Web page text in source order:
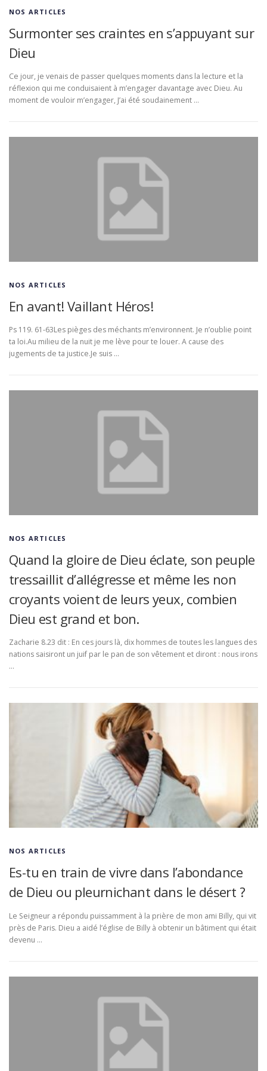
NOS ARTICLES
Surmonter ses craintes en s’appuyant sur
Dieu
Ce jour, je venais de passer quelques moments dans la lecture et la
réflexion qui me conduisaient à m’engager davantage avec Dieu. Au
moment de vouloir m’engager, J’ai été soudainement …
NOS ARTICLES
En avant! Vaillant Héros!
Ps 119. 61-63Les pièges des méchants m’environnent. Je n’oublie point
ta loi.Au milieu de la nuit je me lève pour te louer. A cause des
jugements de ta justice.Je suis …
NOS ARTICLES
Quand la gloire de Dieu éclate, son peuple
tressaillit d’allégresse et même les non
croyants voient de leurs yeux, combien
Dieu est grand et bon.
Zacharie 8.23 dit : En ces jours là, dix hommes de toutes les langues des
nations saisiront un juif par le pan de son vêtement et diront : nous irons
…
NOS ARTICLES
Es-tu en train de vivre dans l’abondance
de Dieu ou pleurnichant dans le désert ?
Le Seigneur a répondu puissamment à la prière de mon ami Billy, qui vit
près de Paris. Dieu a aidé l’église de Billy à obtenir un bâtiment qui était
devenu …